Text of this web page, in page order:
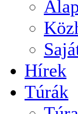
Hírek
Túrák